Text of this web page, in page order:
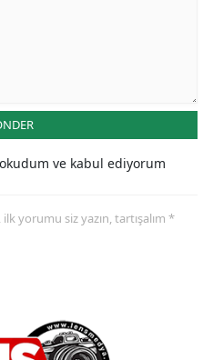
okudum ve kabul ediyorum
yorumu siz yazın, tartışalım *